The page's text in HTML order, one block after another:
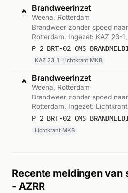
🔥 Brandweerinzet
Weena, Rotterdam
Brandweer zonder spoed
Rotterdam. Ingezet: KAZ 23-
MKB. Gemeld om 11:36.
KAZ 23-1, Lichtkrant MKB
🔥 Brandweerinzet
Weena, Rotterdam
Brandweer zonder spoed
Rotterdam. Ingezet:
om 11:53.
Lichtkrant MKB
Recente meldingen van
- AZRR